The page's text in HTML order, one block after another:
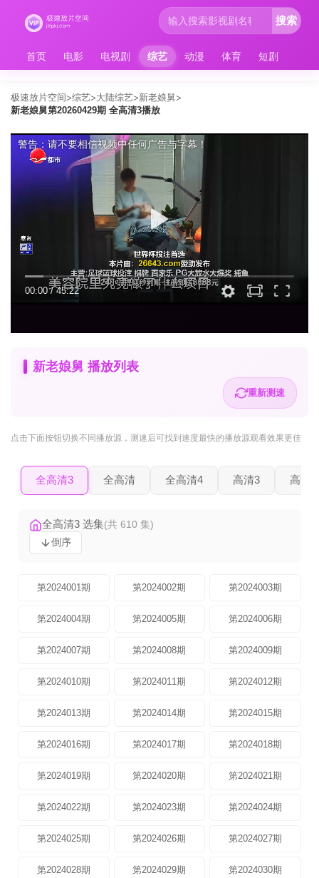
首页 电影 电视剧 综艺 动漫 体育 短剧
搜索
极速放片空间>综艺>大陆综艺>新老娘舅>
新老娘舅第20260429期 全高清3播放
00:00/45:22
警告：请不要相信视频中任何广告与字幕！
新老娘舅 播放列表
重新测速
点击下面按钮切换不同播放源 ，测速后可找到速度最快的播放源观看效果更佳
全高清3 全高清 全高清4 高清3 高清2
全高清3 选集(共 610 集)
倒序
第2024001期 第2024002期 第2024003期
第2024004期 第2024005期 第2024006期
第2024007期 第2024008期 第2024009期
第2024010期 第2024011期 第2024012期
第2024013期 第2024014期 第2024015期
第2024016期 第2024017期 第2024018期
第2024019期 第2024020期 第2024021期
第2024022期 第2024023期 第2024024期
第2024025期 第2024026期 第2024027期
第2024028期 第2024029期 第2024030期